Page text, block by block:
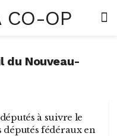
du Nouveau-
à suivre le
députés fédéraux en